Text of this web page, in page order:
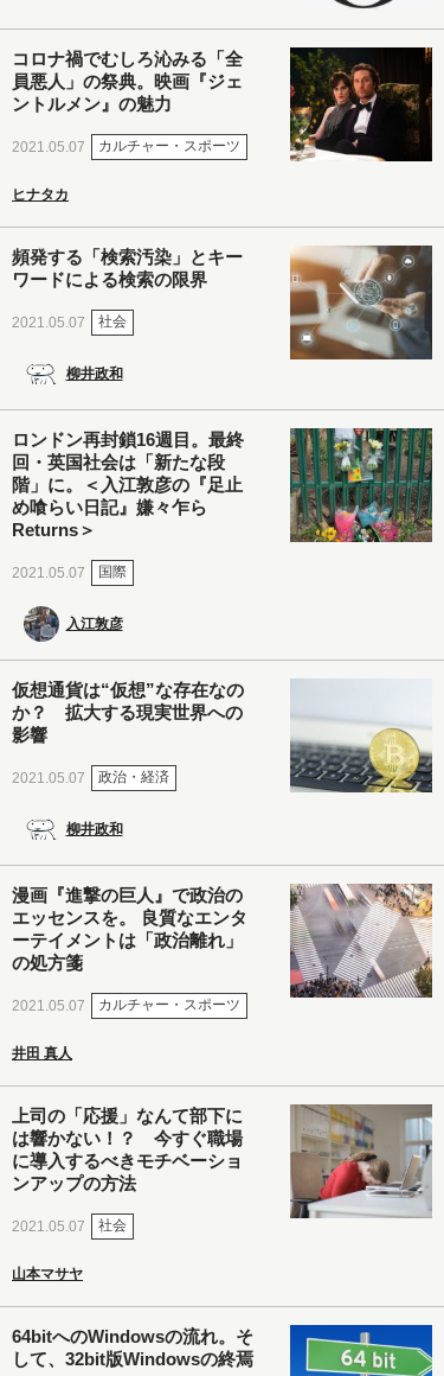
コロナ禍でむしろ沁みる「全
員悪人」の祭典。映画『ジェ
ントルメン』の魅力
2021.05.07 カルチャー・スポーツ
ヒナタカ
頻発する「検索汚染」とキー
ワードによる検索の限界
2021.05.07 社会
柳井政和
ロンドン再封鎖16週目。最終
回・英国社会は「新たな段
階」に。＜入江敦彦の『足止
め喰らい日記』嫌々乍ら
Returns＞
2021.05.07 国際
入江敦彦
仮想通貨は“仮想”な存在なの
か？ 拡大する現実世界への
影響
2021.05.07 政治・経済
柳井政和
漫画『進撃の巨人』で政治の
エッセンスを。 良質なエンタ
ーテイメントは「政治離れ」
の処方箋
2021.05.07 カルチャー・スポーツ
井田 真人
上司の「応援」なんて部下に
は響かない！？ 今すぐ職場
に導入するべきモチベーショ
ンアップの方法
2021.05.07 社会
山本マサヤ
64bitへのWindowsの流れ。そ
して、32bit版Windowsの終焉